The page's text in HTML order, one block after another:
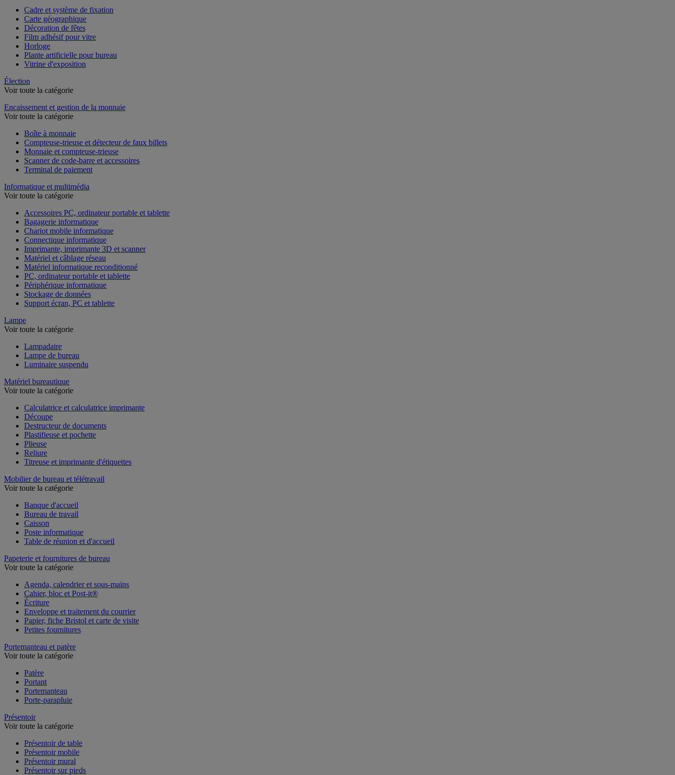
Cadre et système de fixation
Carte géographique
Décoration de fêtes
Film adhésif pour vitre
Horloge
Plante artificielle pour bureau
Vitrine d'exposition
Élection
Voir toute la catégorie
Encaissement et gestion de la monnaie
Voir toute la catégorie
Boîte à monnaie
Compteuse-trieuse et détecteur de faux billets
Monnaie et compteuse-trieuse
Scanner de code-barre et accessoires
Terminal de paiement
Informatique et multimédia
Voir toute la catégorie
Accessoires PC, ordinateur portable et tablette
Bagagerie informatique
Chariot mobile informatique
Connectique informatique
Imprimante, imprimante 3D et scanner
Matériel et câblage réseau
Matériel informatique reconditionné
PC, ordinateur portable et tablette
Périphérique informatique
Stockage de données
Support écran, PC et tablette
Lampe
Voir toute la catégorie
Lampadaire
Lampe de bureau
Luminaire suspendu
Matériel bureautique
Voir toute la catégorie
Calculatrice et calculatrice imprimante
Découpe
Destructeur de documents
Plastifieuse et pochette
Plieuse
Reliure
Titreuse et imprimante d'étiquettes
Mobilier de bureau et télétravail
Voir toute la catégorie
Banque d'accueil
Bureau de travail
Caisson
Poste informatique
Table de réunion et d'accueil
Papeterie et fournitures de bureau
Voir toute la catégorie
Agenda, calendrier et sous-mains
Cahier, bloc et Post-it®
Écriture
Enveloppe et traitement du courrier
Papier, fiche Bristol et carte de visite
Petites fournitures
Portemanteau et patère
Voir toute la catégorie
Patère
Portant
Portemanteau
Porte-parapluie
Présentoir
Voir toute la catégorie
Présentoir de table
Présentoir mobile
Présentoir mural
Présentoir sur pieds